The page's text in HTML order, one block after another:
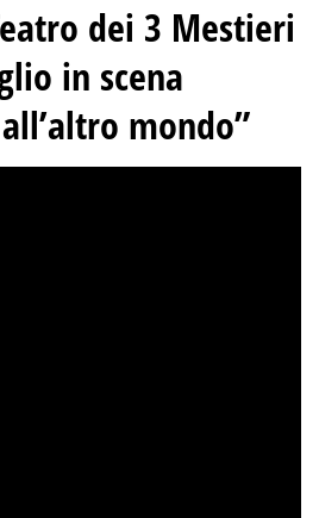
dei 3 Mestieri
in scena
mondo”